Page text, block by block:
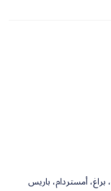
أمستردام، باريس